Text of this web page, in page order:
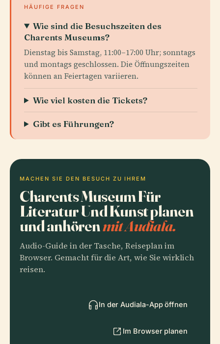
HÄUFIGE FRAGEN
Wie sind die Besuchszeiten des
Charents Museums?
Dienstag bis Samstag, 11:00–17:00 Uhr; sonntags
und montags geschlossen. Die Öffnungszeiten
können an Feiertagen variieren.
Wie viel kosten die Tickets?
Gibt es Führungen?
MACHEN SIE DEN BESUCH ZU IHREM
Charents Museum Für
Literatur Und Kunst planen
und anhörenmit Audiala.
Audio-Guide in der Tasche, Reiseplan im
Browser. Gemacht für die Art, wie Sie wirklich
reisen.
In der Audiala-App öffnen
Im Browser planen